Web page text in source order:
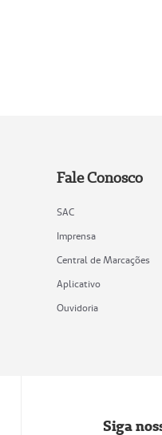
Fale Conosco
SAC
Imprensa
Central de Marcações
Aplicativo
Ouvidoria
Siga